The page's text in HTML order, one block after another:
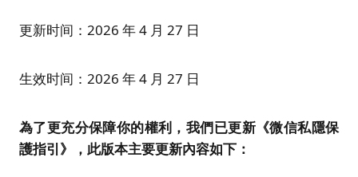
更新时间：2026 年 4 月 27 日
生效时间：2026 年 4 月 27 日
為了更充分保障你的權利，我們已更新《微信私隱保
護指引》，此版本主要更新內容如下：